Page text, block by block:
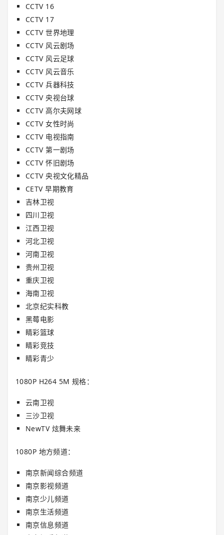
CCTV 16
CCTV 17
CCTV 世界地理
CCTV 风云剧场
CCTV 风云足球
CCTV 风云音乐
CCTV 兵器科技
CCTV 央视台球
CCTV 高尔夫网球
CCTV 女性时尚
CCTV 电视指南
CCTV 第一剧场
CCTV 怀旧剧场
CCTV 央视文化精品
CETV 早期教育
吉林卫视
四川卫视
江西卫视
河北卫视
河南卫视
贵州卫视
重庆卫视
海南卫视
北京纪实科教
黑莓电影
睛彩篮球
睛彩竞技
睛彩青少
1080P H264 5M 规格：
云南卫视
三沙卫视
NewTV 炫舞未来
1080P 地方频道：
南京新闻综合频道
南京影视频道
南京少儿频道
南京生活频道
南京信息频道